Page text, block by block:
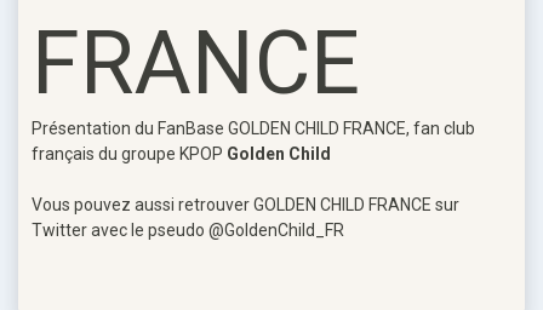
FRANCE
Présentation du FanBase GOLDEN CHILD FRANCE, fan club
français du groupe KPOP Golden Child
Vous pouvez aussi retrouver GOLDEN CHILD FRANCE sur
Twitter avec le pseudo @GoldenChild_FR